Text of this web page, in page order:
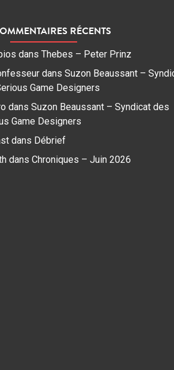
RÉCENTS
dans Thebes – Peter Prinz
dans Suzon Beaussant –
Game Designers
dans Suzon Beaussant – Syndicat des
Game Designers
dans Débrief
dans Chroniques – Juin 2026